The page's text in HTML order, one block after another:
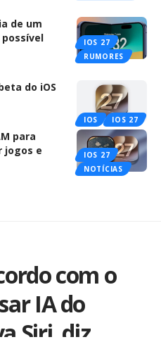
IOS 27
RUMORES
de um
IOS IOS 27
do iOS
IOS 27
NOTÍCIAS
para
jogos e
com o
IA do
Siri, diz